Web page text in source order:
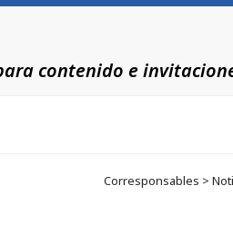
contenido e
Corresponsables >